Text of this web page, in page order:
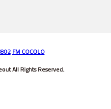
FM COCOLO
All Rights Reserved.